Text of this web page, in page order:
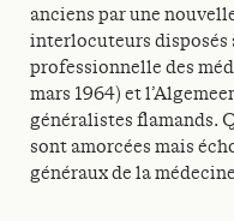
anciens par une
interlocuteurs disposés
professionnelle des
mars 1964) et
généralistes flamands.
sont amorcées mais
généraux de la